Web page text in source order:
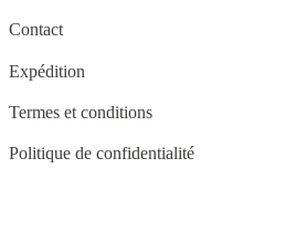
Contact
Expédition
Termes et conditions
Politique de confidentialité